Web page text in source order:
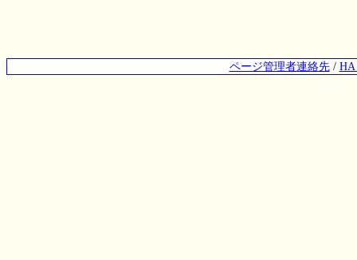
ページ管理者連絡先/ HA